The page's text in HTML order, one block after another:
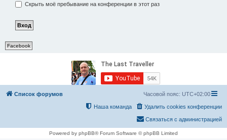
Скрыть моё пребывание на конференции в этот раз
Facebook
Список форумов Часовой пояс: UTC+02:00
Удалить cookies конференции
Наша команда
Связаться с администрацией
Powered by phpBB® Forum Software © phpBB Limited